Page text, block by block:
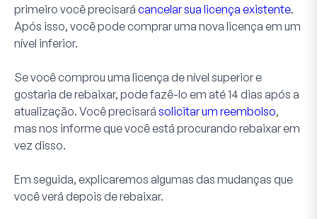
primeiro você precisará cancelar sua licença existente.
Após isso, você pode comprar uma nova licença em um
nível inferior.
Se você comprou uma licença de nível superior e
gostaria de rebaixar, pode fazê-lo em até 14 dias após a
atualização. Você precisará solicitar um reembolso,
mas nos informe que você está procurando rebaixar em
vez disso.
Em seguida, explicaremos algumas das mudanças que
você verá depois de rebaixar.